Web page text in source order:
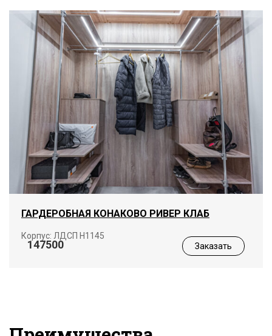
ГАРДЕРОБНАЯ КОНАКОВО РИВЕР КЛАБ
Корпус: ЛДСП Н1145
147500 Заказать